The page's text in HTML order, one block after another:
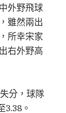
外野飛球
雖然兩出
所幸宋家
右外野高
分，球隊
。